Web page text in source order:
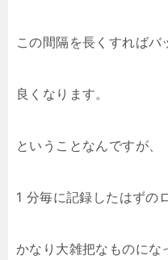
この間隔を長くすればバ
良くなります。
ということなんですが、
1 分毎に記録したはずの
かなり大雑把なものにな